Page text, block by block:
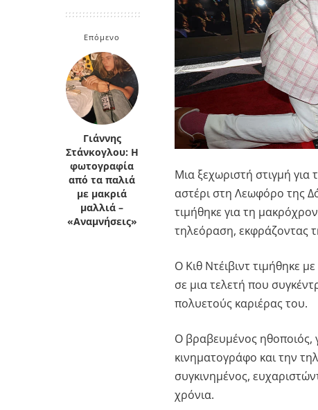
Κρήτη
Κυκλάδες
Πελοπόννησος
Πελοπόννησος
Επόμενο
Γιάννης
Στάνκογλου: Η
φωτογραφία
από τα παλιά
με μακριά
μαλλιά –
«Αναμνήσεις»
Μια ξεχωριστή στιγμή για
αστέρι στη Λεωφόρο της
τιμήθηκε για τη
τηλεόραση, εκφράζοντας
Ο Κιθ Ντέιβιντ τιμήθηκε
σε μια τελετή που
πολυετούς καριέρας του.
Ο βραβευμένος ηθοποιός,
κινηματογράφο και την
συγκινημένος,
χρόνια.